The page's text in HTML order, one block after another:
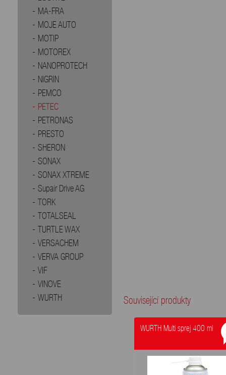
MA-FRA
MOJE AUTO
MOTIP
MOTOREX
NANOPROTECH
NIGRIN
PEMCO
PETEC
PETRONAS
PRESTO
SHERON
SONAX
SONAX XTREME
Supair Drive AG
TORK
TOTALSEAL
TURTLE WAX
VERSACHEM
VERVA GROUP
VIF
VINOVE
WURTH
Související produkty
WURTH Multi sprej 400 ml